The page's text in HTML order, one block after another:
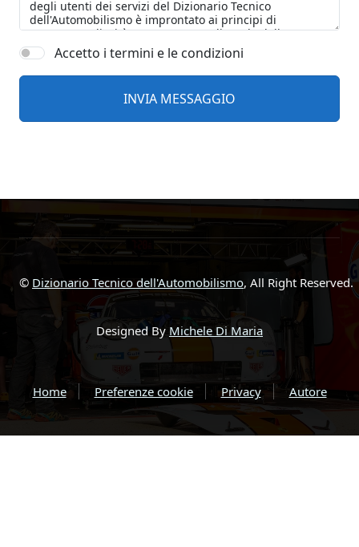
Accetto i termini e le condizioni
© Dizionario Tecnico dell'Automobilismo, All Right Reserved.
Designed By Michele Di Maria
Home Preferenze cookie Privacy Autore